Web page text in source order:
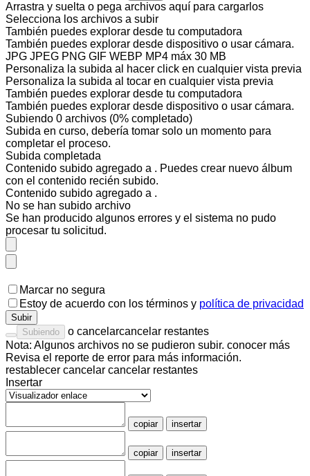
Arrastra y suelta o pega archivos aquí para cargarlos
Selecciona los archivos a subir
También puedes explorar desde tu computadora
También puedes explorar desde dispositivo o usar cámara.
JPG JPEG PNG GIF WEBP MP4 máx 30 MB
Personaliza la subida al hacer click en cualquier vista previa
Personaliza la subida al tocar en cualquier vista previa
También puedes explorar desde tu computadora
También puedes explorar desde dispositivo o usar cámara.
Subiendo 0 archivos (0% completado)
Subida en curso, debería tomar solo un momento para
completar el proceso.
Subida completada
Contenido subido agregado a . Puedes crear nuevo álbum
con el contenido recién subido.
Contenido subido agregado a .
No se han subido archivo
Se han producido algunos errores y el sistema no pudo
procesar tu solicitud.
Marcar no segura
Estoy de acuerdo con los términos y política de privacidad
Subir
Subiendo
o cancelarcancelar restantes
Nota: Algunos archivos no se pudieron subir. conocer más
Revisa el reporte de error para más información.
restablecer cancelar cancelar restantes
Insertar
copiar insertar
copiar insertar